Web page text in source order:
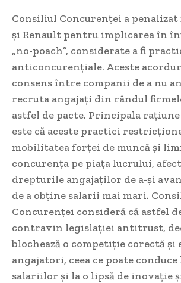
Consiliul Concurenței a penalizat
și Renault pentru implicarea în
„no-poach”, considerate a fi
anticoncurențiale. Aceste
consens între companii de a nu
recruta angajați din rândul
astfel de pacte. Principala
este că aceste practici
mobilitatea forței de muncă și
concurența pe piața lucrului,
drepturile angajaților de a-și
de a obține salarii mai mari.
Concurenței consideră că astfel
contravin legislației antitrust,
blochează o competiție corectă
angajatori, ceea ce poate
salariilor și la o lipsă de inovație